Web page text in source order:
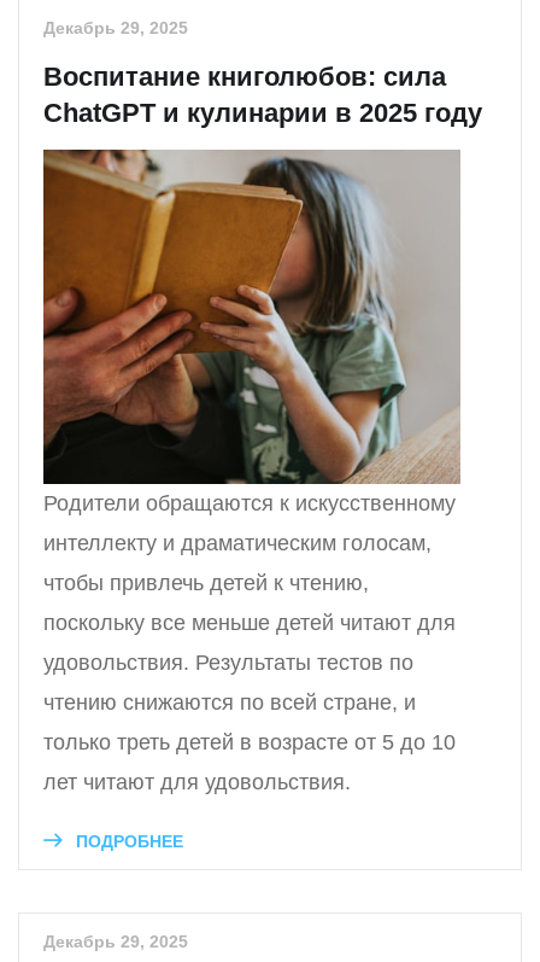
Декабрь 29, 2025
Воспитание книголюбов: сила
ChatGPT и кулинарии в 2025 году
Родители обращаются к искусственному
интеллекту и драматическим голосам,
чтобы привлечь детей к чтению,
поскольку все меньше детей читают для
удовольствия. Результаты тестов по
чтению снижаются по всей стране, и
только треть детей в возрасте от 5 до 10
лет читают для удовольствия.
ПОДРОБНЕЕ
Декабрь 29, 2025